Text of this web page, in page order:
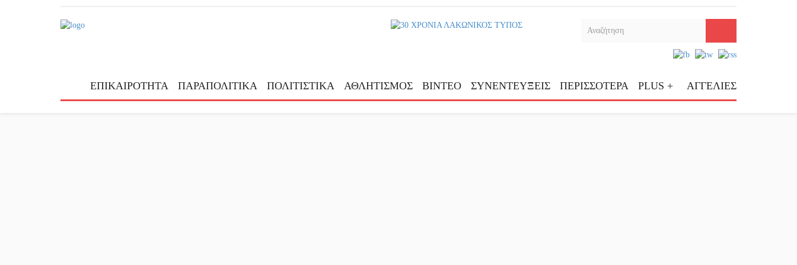
ΕΠΙΚΑΙΡΟΤΗΤΑ ΠΑΡΑΠΟΛΙΤΙΚΑ ΠΟΛΙΤΙΣΤΙΚΑ ΑΘΛΗΤΙΣΜΟΣ ΒΙΝΤΕΟ ΣΥΝΕΝΤΕΥΞΕΙΣ ΠΕΡΙΣΣΟΤΕΡΑ PLUS + ΑΓΓΕΛΙΕΣ